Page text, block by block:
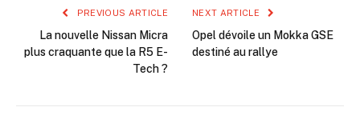
PREVIOUS ARTICLE
La nouvelle Nissan Micra
plus craquante que la R5 E-
Tech ?
NEXT ARTICLE
Opel dévoile un Mokka GSE
destiné au rallye